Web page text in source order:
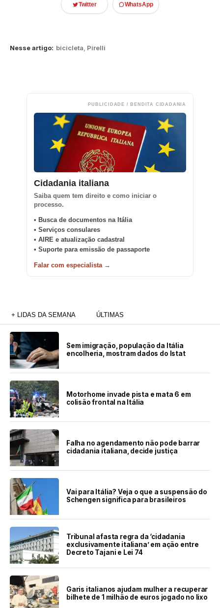
Twitter WhatsApp
Nesse artigo: bicicleta, Pirelli
PUBLICIDADE / BENDITA CIDADANIA
Cidadania italiana
Saiba quem tem direito e como iniciar o
processo.
• Busca de documentos na Itália
• Serviços consulares
• AIRE e atualização cadastral
• Suporte para emissão de passaporte
Falar com especialista →
+ LIDAS DA SEMANA ÚLTIMAS
Sem imigração, população da Itália
encolheria, mostram dados do Istat
Motorhome invade pista e mata 6 em
colisão frontal na Itália
Falha no agendamento não pode barrar
cidadania italiana, decide justiça
Vai para Itália? Veja o que a suspensão do
Schengen significa para brasileiros
Tribunal afasta regra da ‘cidadania
exclusivamente italiana’ em ação entre
Decreto Tajani e Lei 74
Garis italianos ajudam mulher a recuperar
bilhete de 1 milhão de euros jogado no lixo